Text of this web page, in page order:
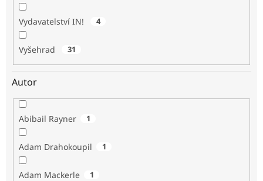
Vydavatelství IN! 4
Vyšehrad 31
Autor
Abibail Rayner 1
Adam Drahokoupil 1
Adam Mackerle 1